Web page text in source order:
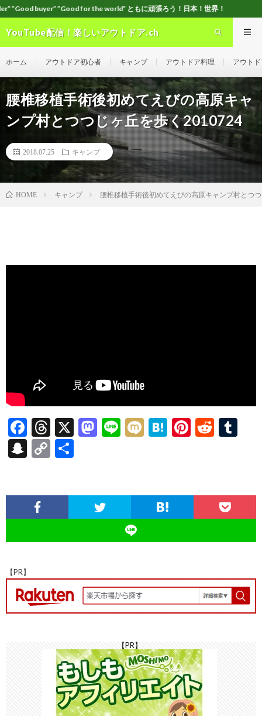
for the world” ともに頑張ろう！日本！世界！
YouTube配信！楽しいアウトドア.ch
ホーム アウトドア初心者 キャンプ アウトドア料理 アウト
腰椎移植手術後初めてえびの高原キャ
ンプ村とつつじヶ丘を歩く2010724
2018.07.25 キャンプ
HOME キャンプ 腰椎移植手術後初めてえびの高原キャンプ村とつ
F
ac
e
o
o
k
T
hr
ea
X
M
o
n
Li M H
a
Pi
t
R
t
r
S
pc
h
at
C
Li
n
【PR】
【PR】